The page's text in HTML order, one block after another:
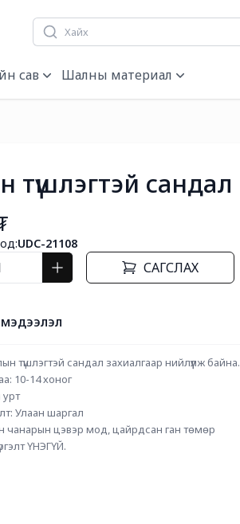
сав Шалны материал
түшлэгтэй сандал
UDC-21108
САГСЛАХ
мэдээлэл
түшлэгтэй сандал захиалгаар нийлүүлж байна.
10-14 хоног
Улаан шаргал
чанарын цэвэр мод, цайрдсан ган төмөр
ҮНЭГҮЙ.